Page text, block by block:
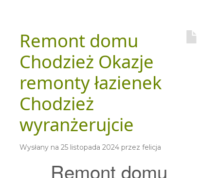
Remont domu
Chodzież Okazje
remonty łazienek
Chodzież
wyranżerujcie
Wysłany na 25 listopada 2024 przez felicja
Remont domu